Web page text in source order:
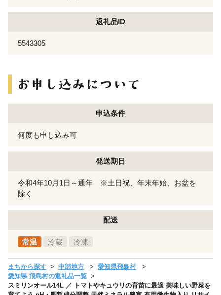
返礼品ID
5543305
申込条件
何度も申し込み可
発送期日
令和4年10月1日～通年 ※土日祝、年末年始、お盆を
除く
配送
常温 冷蔵 冷凍
まちから探す 中部地方
愛知県飛島村
愛知県 飛島村の返礼品一覧
スミリンオール14L ／ トマトやキュウリの育苗に最適 美味しい野菜を